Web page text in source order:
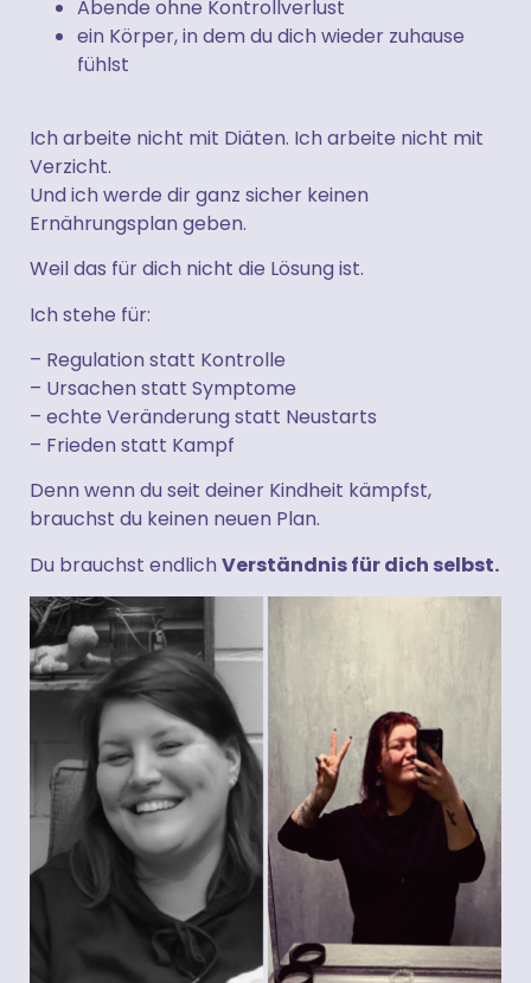
Abende ohne Kontrollverlust
ein Körper, in dem du dich wieder zuhause
fühlst
Ich arbeite nicht mit Diäten. Ich arbeite nicht mit
Verzicht.
Und ich werde dir ganz sicher keinen
Ernährungsplan geben.
Weil das für dich nicht die Lösung ist.
Ich stehe für:
– Regulation statt Kontrolle
– Ursachen statt Symptome
– echte Veränderung statt Neustarts
– Frieden statt Kampf
Denn wenn du seit deiner Kindheit kämpfst,
brauchst du keinen neuen Plan.
Du brauchst endlich Verständnis für dich selbst.